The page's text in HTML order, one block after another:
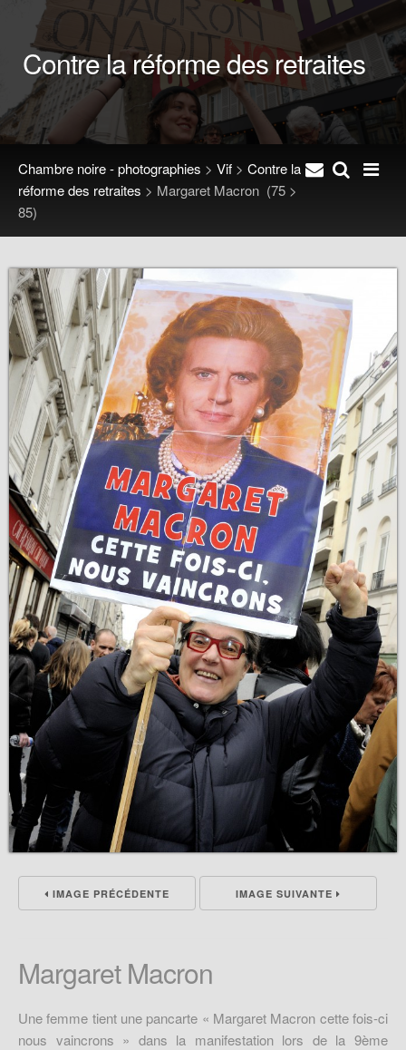
Contre la réforme des retraites
Chambre noire - photographies > Vif > Contre la
réforme des retraites > Margaret Macron (75 >
85)
IMAGE PRÉCÉDENTE IMAGE SUIVANTE
Margaret Macron
Une femme tient une pancarte « Margaret Macron cette fois-ci
nous vaincrons » dans la manifestation lors de la 9ème